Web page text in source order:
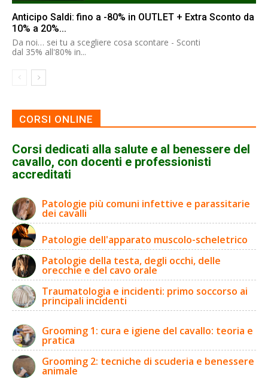
Anticipo Saldi: fino a -80% in OUTLET + Extra Sconto da
10% a 20%...
Da noi… sei tu a scegliere cosa scontare - Sconti
dal 35% all'80% in...
CORSI ONLINE
Corsi dedicati alla salute e al benessere del
cavallo, con docenti e professionisti
accreditati
Patologie più comuni infettive e parassitarie
dei cavalli
Patologie dell'apparato muscolo-scheletrico
Patologie della testa, degli occhi, delle
orecchie e del cavo orale
Traumatologia e incidenti: primo soccorso ai
principali incidenti
Grooming 1: cura e igiene del cavallo: teoria e
pratica
Grooming 2: tecniche di scuderia e benessere
animale